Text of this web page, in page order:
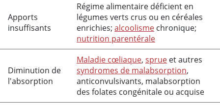
Causes de déficit en folates
Apports
insuffisants
Régime alimentaire déficient en
légumes verts crus ou en céréales
enrichies; alcoolisme chronique;
nutrition parentérale
Diminution de
l'absorption
Maladie cœliaque, sprue et autres
syndromes de malabsorption,
anticonvulsivants, malabsorption
des folates congénitale ou acquise